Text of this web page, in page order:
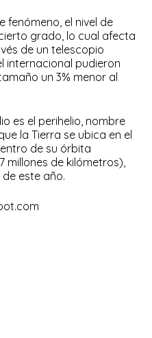
fenómeno, el nivel de
grado, lo cual afecta
de un telescopio
internacional pudieron
un 3% menor al
es el perihelio, nombre
la Tierra se ubica en el
de su órbita
millones de kilómetros),
este año.